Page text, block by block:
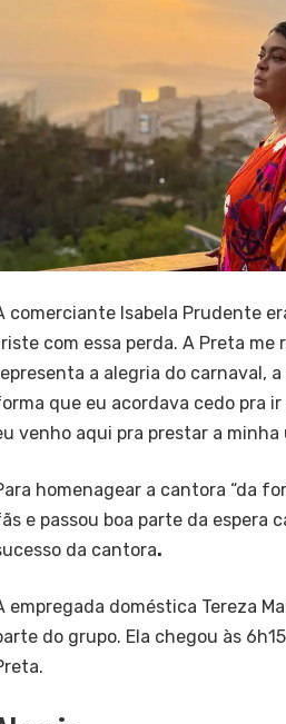
comerciante Isabela Prudente
com essa perda. A Preta me
a alegria do carnaval,
que eu acordava cedo pra
venho aqui pra prestar a minha
homenagear a cantora “da
e passou boa parte da espera
da cantora.
empregada doméstica Tereza
do grupo. Ela chegou às